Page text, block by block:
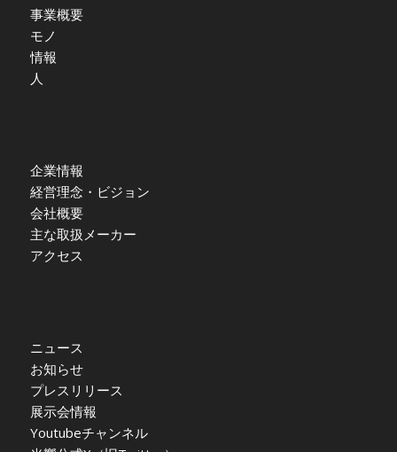
事業概要
モノ
情報
人
企業情報
経営理念・ビジョン
会社概要
主な取扱メーカー
アクセス
ニュース
お知らせ
プレスリリース
展示会情報
Youtubeチャンネル